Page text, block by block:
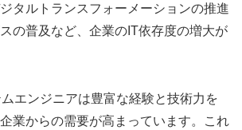
タルトランスフォーメーションの推進
の普及など、企業のIT依存度の増大が
エンジニアは豊富な経験と技術力を
業からの需要が高まっています。これ